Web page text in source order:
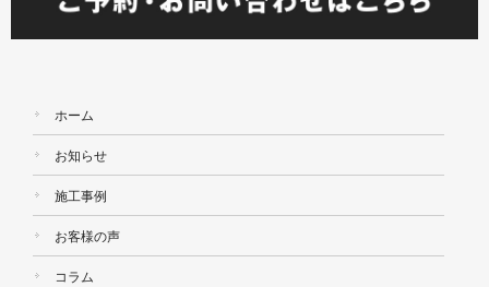
ホーム
お知らせ
施工事例
お客様の声
コラム